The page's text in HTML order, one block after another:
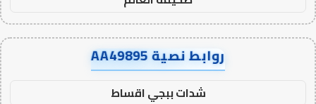
روابط نصية AA49895
شدات ببجي اقساط